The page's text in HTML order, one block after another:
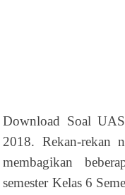
Download Soal
2018. Rekan-rekan
membagikan
semester Kelas 6